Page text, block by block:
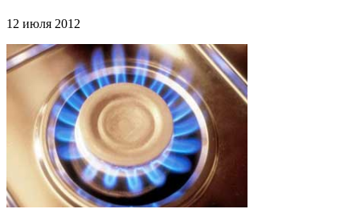
12 июля 2012